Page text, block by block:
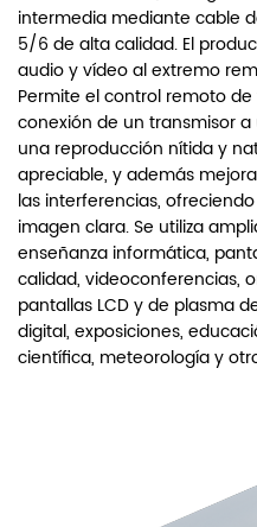
intermedia mediante cable
5/6 de alta calidad. El
audio y vídeo al extremo
Permite el control remoto
conexión de un transmisor
una reproducción nítida y
apreciable, y además
las interferencias,
imagen clara. Se utiliza
enseñanza informática,
calidad, videoconferencias,
pantallas LCD y de plasma
digital, exposiciones,
científica, meteorología y